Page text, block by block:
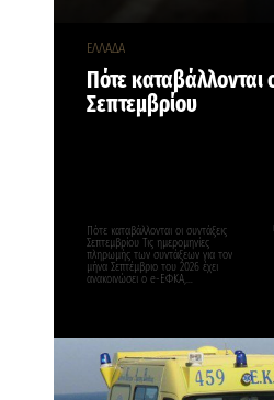
ΕΛΛΑΔΑ
Πότε καταβάλλονται
Σεπτεμβρίου
Πότε καταβάλλονται οι συντάξεις
Σεπτεμβρίου Τις ημερομηνίες
πληρωμής των συντάξεων για τον
μήνα Σεπτέμβριο του 2026 έχει
ανακοινώσει ο e-ΕΦΚΑ,…